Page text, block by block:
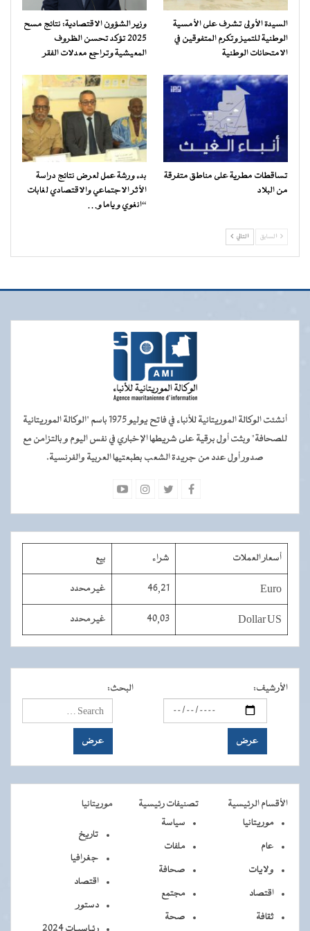
السيدة الأولى تشرف على الأمسية
الوطنية للتميز وتكرم المتفوقين في
الامتحانات الوطنية
وزير الشؤون الاقتصادية: نتائج مسح
2025 تؤكد تحسن الظروف
المعيشية وتراجع معدلات الفقر
تساقطات مطرية على مناطق متفرقة
من البلاد
بدء ورشة عمل لعرض نتائج دراسة
الأثر الاجتماعي والاقتصادي لغابات
“انغوي و ياما و…
السابق التالي
أنشئت الوكالة الموريتانية للأنباء في فاتح يوليو 1975 باسم "الوكالة الموريتانية
للصحافة" وبثت أول برقية على شريطها الإخباري في نفس اليوم و بالتزامن مع
صدور أول عدد من جريدة الشعب بطبعتيها العربية والفرنسية.
أسعار العملات شراء بيع
Euro
46,21 غير محدد
Dollar US
40,03 غير محدد
الأرشيف: البحث:
الأقسام الرئيسية تصنيفات رئيسية
موريتانيا
موريتانيا
عام
ولايات
اقتصاد
ثقافة
سياسة
ملفات
صحافة
مجتمع
صحة
تاريخ
جغرافيا
اقتصاد
دستور